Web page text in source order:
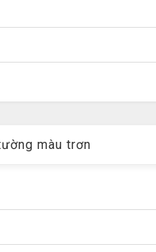
màu trơn